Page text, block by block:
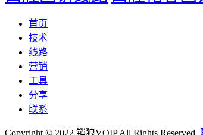
首页
技术
线路
营销
工具
分享
联系
Copyright © 2022 销狼VOIP All Rights Reserved.